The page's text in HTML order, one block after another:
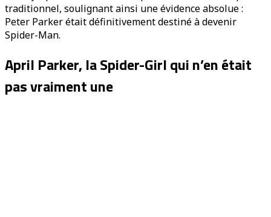
traditionnel, soulignant ainsi une évidence absolue :
Peter Parker était définitivement destiné à devenir
Spider-Man.
April Parker, la Spider-Girl qui n’en était
pas vraiment une